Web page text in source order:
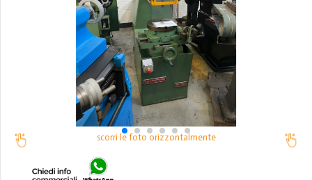
scorri le foto orizzontalmente